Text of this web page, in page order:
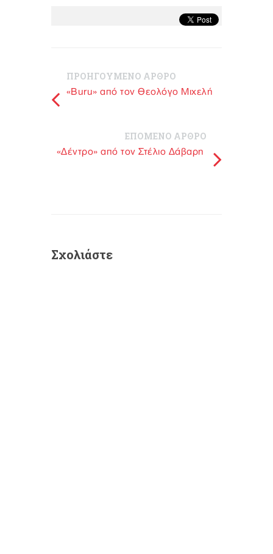
ΠΡΟΗΓΟΥΜΕΝΟ ΑΡΘΡΟ
«Buru» από τον Θεολόγο Μιχελή
ΕΠΟΜΕΝΟ ΑΡΘΡΟ
«Δέντρο» από τον Στέλιο Δάβαρη
Σχολιάστε